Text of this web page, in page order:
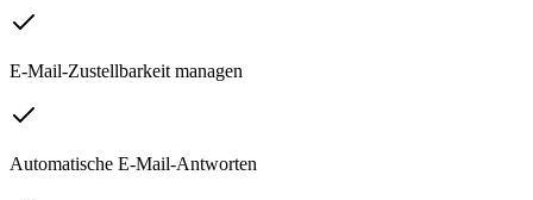
E-Mail-Zustellbarkeit managen
Automatische E-Mail-Antworten